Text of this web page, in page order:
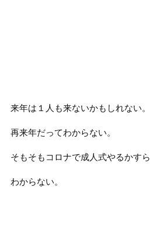
来年は１人も来ないかもしれない。
再来年だってわからない。
そもそもコロナで成人式やるかすら
わからない。